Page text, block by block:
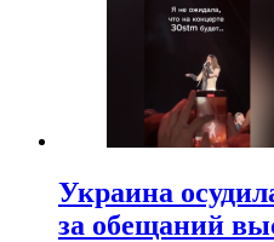
Украина
за обещаний